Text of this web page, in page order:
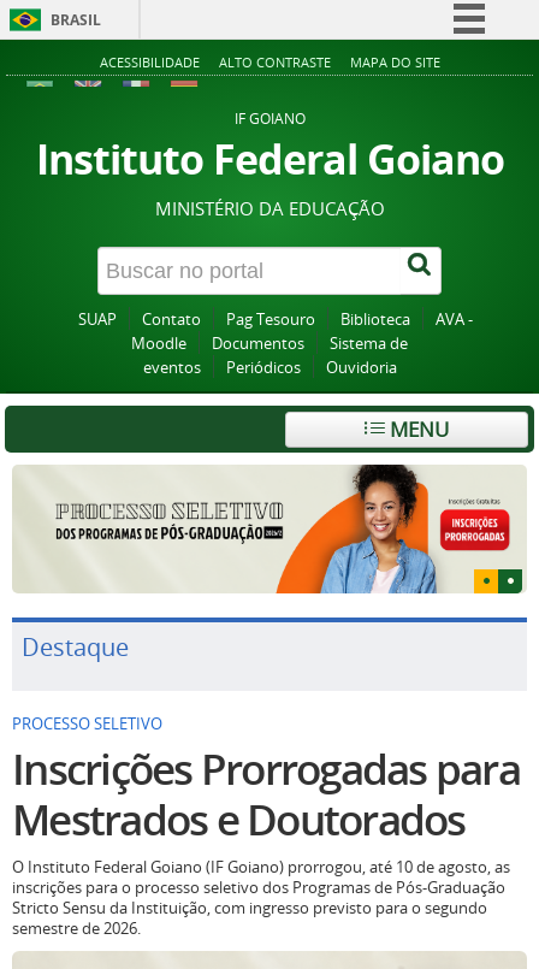
BRASIL
Simplifique!
Acesso à informação
Legislação
Canais
ACESSIBILIDADE ALTO CONTRASTE MAPA DO SITE
IF GOIANO
Instituto Federal Goiano
MINISTÉRIO DA EDUCAÇÃO
SUAP Contato Pag Tesouro Biblioteca
AVA -
Moodle
Documentos
Sistema de
eventos
Periódicos Ouvidoria
MENU
Destaque
PROCESSO SELETIVO
Inscrições Prorrogadas para
Mestrados e Doutorados
O Instituto Federal Goiano (IF Goiano) prorrogou, até 10 de agosto, as
inscrições para o processo seletivo dos Programas de Pós-Graduação
Stricto Sensu da Instituição, com ingresso previsto para o segundo
semestre de 2026.